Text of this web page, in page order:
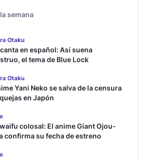
semana
Otaku
en español: Así suena
el tema de Blue Lock
Otaku
Yani Neko se salva de la censura
en Japón
colosal: El anime Giant Ojou-
confirma su fecha de estreno